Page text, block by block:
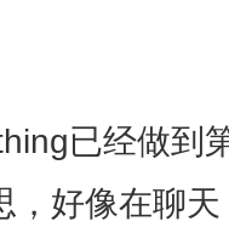
已经做到
，好像在聊